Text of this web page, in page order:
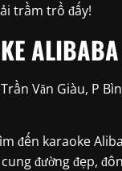
trầm trồ đấy!
Văn Giàu, P
đến karaoke
đường đẹp,